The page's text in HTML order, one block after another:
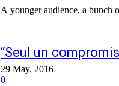
A younger audience, a bunch
“Seul un
29 May, 2016
0